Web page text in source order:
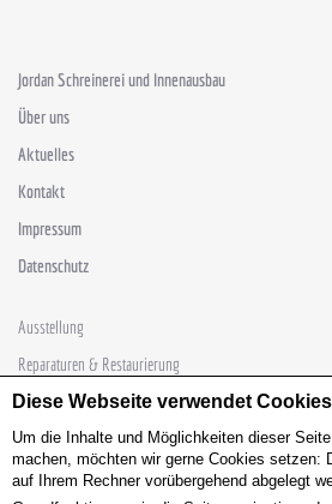
Diese Webseite verwendet Cookies
Um die Inhalte und Möglichkeiten dieser
machen, möchten wir gerne Cookies setzen:
auf Ihrem Rechner vorübergehend abgelegt
Jordan Schreinerei und Innenausbau
Über uns
Aktuelles
Kontakt
Impressum
Datenschutz
Ausstellung
Reparaturen & Restaurierung
Sondertüren
Schlafsysteme
Möbelschreinerei